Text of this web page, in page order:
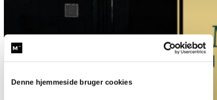
Denne hjemmeside bruger cookies